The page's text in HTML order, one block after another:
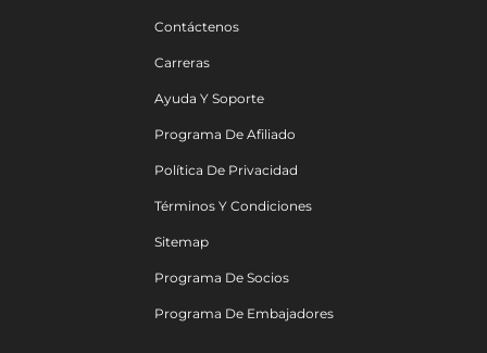
Contáctenos
Carreras
Ayuda Y Soporte
Programa De Afiliado
Política De Privacidad
Términos Y Condiciones
Sitemap
Programa De Socios
Programa De Embajadores